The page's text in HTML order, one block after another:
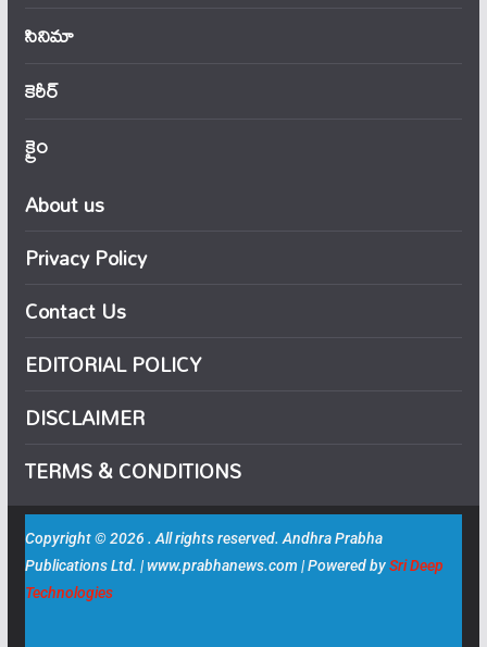
సినిమా
కెరీర్
క్రైం
About us
Privacy Policy
Contact Us
EDITORIAL POLICY
DISCLAIMER
TERMS & CONDITIONS
Copyright © 2026 . All rights reserved. Andhra Prabha
Publications Ltd. | www.prabhanews.com | Powered bySri Deep
Technologies